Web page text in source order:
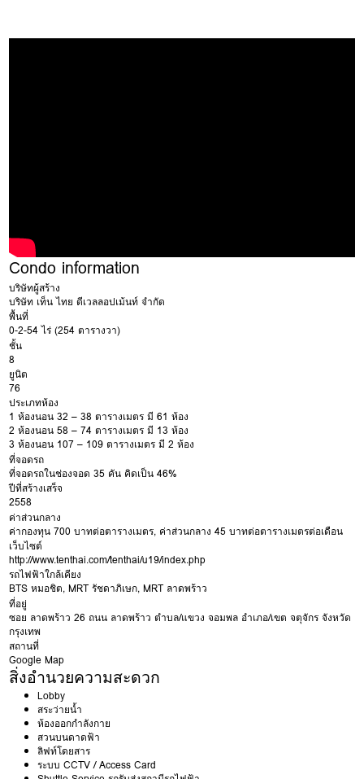
เครื่องปรับอากาศ + รีโมต
บัญชีธนาคาร บริษัท คอนโดไทย จำกัด
ธ.ไทยพาณิชย์/เมเจอร์ รัชโยธิน (ออมทรัพย์)
เลขที่4067011525
Condo information
บริษัทผู้สร้าง
บริษัท เท็น ไทย ดีเวลลอปเม้นท์ จำกัด
พื้นที่
0-2-54 ไร่ (254 ตารางวา)
ชั้น
8
ยูนิต
76
ประเภทห้อง
1 ห้องนอน 32 – 38 ตารางเมตร มี 61 ห้อง
2 ห้องนอน 58 – 74 ตารางเมตร มี 13 ห้อง
3 ห้องนอน 107 – 109 ตารางเมตร มี 2 ห้อง
ที่จอดรถ
ที่จอดรถในช่องจอด 35 คัน คิดเป็น 46%
ปีที่สร้างเสร็จ
2558
ค่าส่วนกลาง
ค่ากองทุน 700 บาทต่อตารางเมตร, ค่าส่วนกลาง 45 บาทต่อตารางเมตรต่อเดือน
เว็บไซต์
http://www.tenthai.com/tenthai/u19/index.php
รถไฟฟ้าใกล้เคียง
BTS หมอชิต,MRT รัชดาภิเษก,MRT ลาดพร้าว
ที่อยู่
ซอย ลาดพร้าว 26 ถนน ลาดพร้าว ตำบล/แขวงจอมพล อำเภอ/เขตจตุจักร จังหวัด
กรุงเทพ
สถานที่
Google Map
สิ่งอำนวยความสะดวก
Lobby
สระว่ายน้ำ
ห้องออกกำลังกาย
สวนบนดาดฟ้า
ลิฟท์โดยสาร
ระบบ CCTV / Access Card